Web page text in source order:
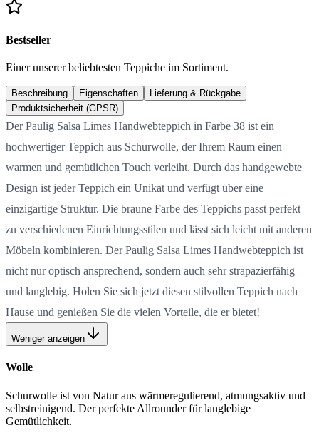
Bestseller
Einer unserer beliebtesten Teppiche im Sortiment.
Beschreibung Eigenschaften
Lieferung & Rückgabe
Produktsicherheit (GPSR)
Der Paulig Salsa Limes Handwebteppich in Farbe 38 ist ein
hochwertiger Teppich aus Schurwolle, der Ihrem Raum einen
warmen und gemütlichen Touch verleiht. Durch das handgewebte
Design ist jeder Teppich ein Unikat und verfügt über eine
einzigartige Struktur. Die braune Farbe des Teppichs passt perfekt
zu verschiedenen Einrichtungsstilen und lässt sich leicht mit anderen
Möbeln kombinieren. Der Paulig Salsa Limes Handwebteppich ist
nicht nur optisch ansprechend, sondern auch sehr strapazierfähig
und langlebig. Holen Sie sich jetzt diesen stilvollen Teppich nach
Hause und genießen Sie die vielen Vorteile, die er bietet!
Weniger anzeigen
Wolle
Schurwolle ist von Natur aus wärmeregulierend, atmungsaktiv und
selbstreinigend. Der perfekte Allrounder für langlebige
Gemütlichkeit.